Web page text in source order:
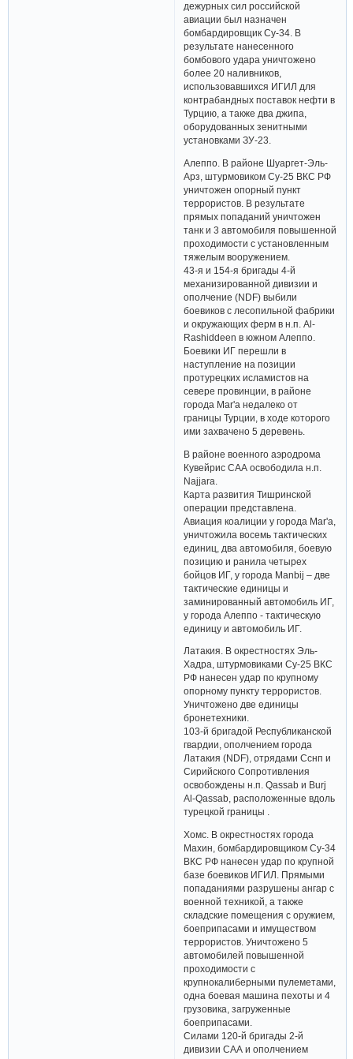
дежурных сил российской
авиации был назначен
бомбардировщик Су-34. В
результате нанесенного
бомбового удара уничтожено
более 20 наливников,
использовавшихся ИГИЛ для
контрабандных поставок нефти в
Турцию, а также два джипа,
оборудованных зенитными
установками ЗУ-23.
Алеппо. В районе Шуаргет-Эль-
Арз, штурмовиком Су-25 ВКС РФ
уничтожен опорный пункт
террористов. В результате
прямых попаданий уничтожен
танк и 3 автомобиля повышенной
проходимости с установленным
тяжелым вооружением.
43-я и 154-я бригады 4-й
механизированной дивизии и
ополчение (NDF) выбили
боевиков с лесопильной фабрики
и окружающих ферм в н.п. Al-
Rashiddeen в южном Алеппо.
Боевики ИГ перешли в
наступление на позиции
протурецких исламистов на
севере провинции, в районе
города Mar'а недалеко от
границы Турции, в ходе которого
ими захвачено 5 деревень.
В районе военного аэродрома
Кувейрис САА освободила н.п.
Najjara.
Карта развития Тишринской
операции представлена.
Авиация коалиции у города Mar'a,
уничтожила восемь тактических
единиц, два автомобиля, боевую
позицию и ранила четырех
бойцов ИГ, у города Manbij – две
тактические единицы и
заминированный автомобиль ИГ,
у города Алеппо - тактическую
единицу и автомобиль ИГ.
Латакия. В окрестностях Эль-
Хадра, штурмовиками Су-25 ВКС
РФ нанесен удар по крупному
опорному пункту террористов.
Уничтожено две единицы
бронетехники.
103-й бригадой Республиканской
гвардии, ополчением города
Латакия (NDF), отрядами Сснп и
Сирийского Сопротивления
освобождены н.п. Qassab и Burj
Al-Qassab, расположенные вдоль
турецкой границы .
Хомс. В окрестностях города
Махин, бомбардировщиком Су-34
ВКС РФ нанесен удар по крупной
базе боевиков ИГИЛ. Прямыми
попаданиями разрушены ангар с
военной техникой, а также
складские помещения с оружием,
боеприпасами и имуществом
террористов. Уничтожено 5
автомобилей повышенной
проходимости с
крупнокалиберными пулеметами,
одна боевая машина пехоты и 4
грузовика, загруженные
боеприпасами.
Силами 120-й бригады 2-й
дивизии САА и ополчением